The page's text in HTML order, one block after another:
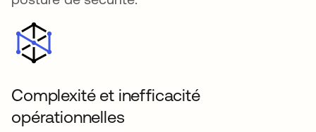
Complexité et inefficacité
opérationnelles